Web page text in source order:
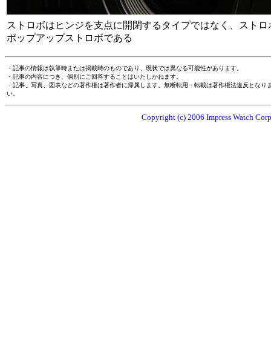
ストロボはヒンジを支点に開閉するタイプではなく、スト
ポップアップストロボである
・記事の情報は執筆時または掲載時のものであり、現状では異なる可能性があります。
・記事の内容につき、個別にご回答することはいたしかねます。
・記事、写真、図表などの著作権は著作者に帰属します。無断転用・転載は著作権法違反とな
い。
Copyright (c) 2006 Impress Watch